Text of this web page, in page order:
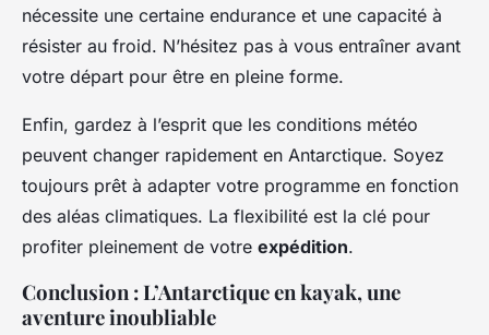
nécessite une certaine endurance et une capacité à
résister au froid. N’hésitez pas à vous entraîner avant
votre départ pour être en pleine forme.
Enfin, gardez à l’esprit que les conditions météo
peuvent changer rapidement en Antarctique. Soyez
toujours prêt à adapter votre programme en fonction
des aléas climatiques. La flexibilité est la clé pour
profiter pleinement de votre expédition.
Conclusion : L’Antarctique en kayak, une
aventure inoubliable